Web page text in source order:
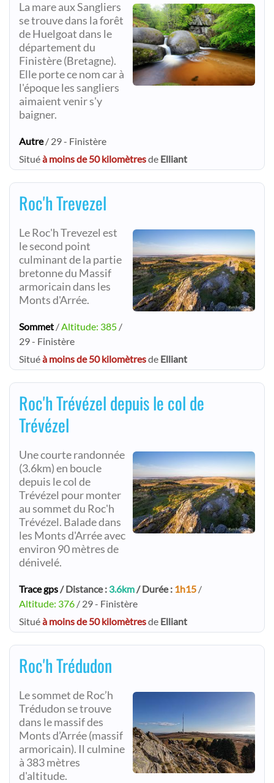
La mare aux Sangliers
se trouve dans la forêt
de Huelgoat dans le
département du
Finistère (Bretagne).
Elle porte ce nom car à
l'époque les sangliers
aimaient venir s'y
baigner.
Autre/ 29 - Finistère
Situéà moins de 50 kilomètresde Elliant
Roc'h Trevezel
Le Roc'h Trevezel est
le second point
culminant de la partie
bretonne du Massif
armoricain dans les
Monts d'Arrée.
Sommet /Altitude: 385 /
29 - Finistère
Situéà moins de 50 kilomètresde Elliant
Roc'h Trévézel depuis le col de
Trévézel
Une courte randonnée
(3.6km) en boucle
depuis le col de
Trévézel pour monter
au sommet du Roc'h
Trévézel. Balade dans
les Monts d'Arrée avec
environ 90 mètres de
dénivelé.
Trace gps/ Distance : 3.6km/ Durée : 1h15 /
Altitude: 376 / 29 - Finistère
Situéà moins de 50 kilomètresde Elliant
Roc'h Trédudon
Le sommet de Roc’h
Trédudon se trouve
dans le massif des
Monts d’Arrée (massif
armoricain). Il culmine
à 383 mètres
d'altitude.